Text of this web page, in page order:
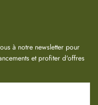
à notre newsletter pour
et profiter d'offres